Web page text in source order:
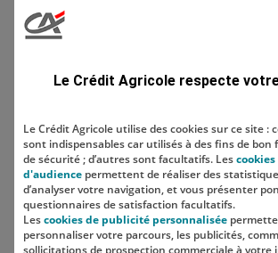
Localisation
Le Crédit Agricole respecte
Le Crédit Agricole utilise des cookies sur ce site :
sont indispensables car utilisés à des fins de
de sécurité ; d’autres sont facultatifs. Les
d'audience permettent de réaliser des
d’analyser votre navigation, et vous présenter
questionnaires de satisfaction facultatifs.
Lescookies de publicité personnalisée
personnaliser votre parcours, les publicités,
sollicitations de prospection commerciale à votre